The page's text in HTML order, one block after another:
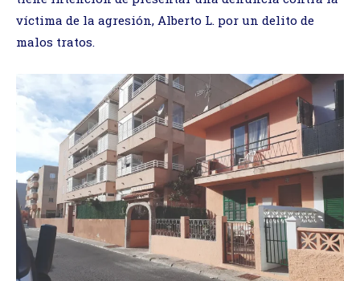
víctima de la agresión, Alberto L. por un delito de
malos tratos.